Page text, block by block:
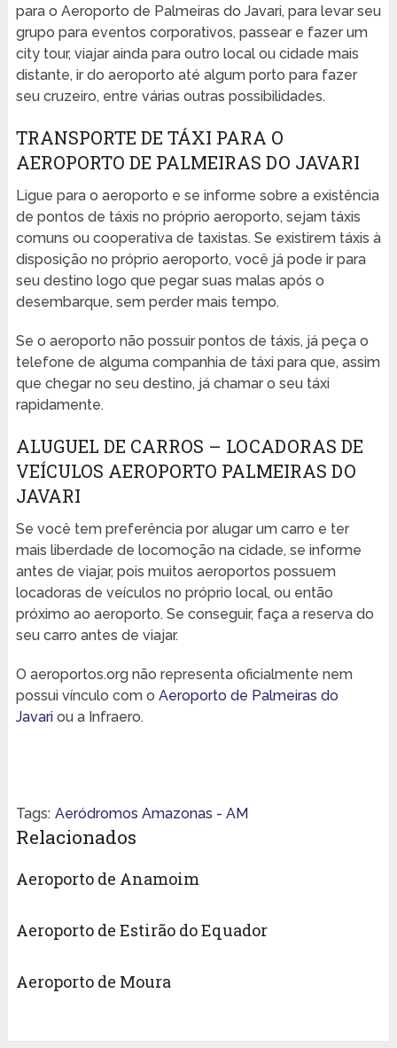
para o Aeroporto de Palmeiras do Javari, para levar seu
grupo para eventos corporativos, passear e fazer um
city tour, viajar ainda para outro local ou cidade mais
distante, ir do aeroporto até algum porto para fazer
seu cruzeiro, entre várias outras possibilidades.
TRANSPORTE DE TÁXI PARA O
AEROPORTO DE PALMEIRAS DO JAVARI
Ligue para o aeroporto e se informe sobre a existência
de pontos de táxis no próprio aeroporto, sejam táxis
comuns ou cooperativa de taxistas. Se existirem táxis à
disposição no próprio aeroporto, você já pode ir para
seu destino logo que pegar suas malas após o
desembarque, sem perder mais tempo.
Se o aeroporto não possuir pontos de táxis, já peça o
telefone de alguma companhia de táxi para que, assim
que chegar no seu destino, já chamar o seu táxi
rapidamente.
ALUGUEL DE CARROS – LOCADORAS DE
VEÍCULOS AEROPORTO PALMEIRAS DO
JAVARI
Se você tem preferência por alugar um carro e ter
mais liberdade de locomoção na cidade, se informe
antes de viajar, pois muitos aeroportos possuem
locadoras de veículos no próprio local, ou então
próximo ao aeroporto. Se conseguir, faça a reserva do
seu carro antes de viajar.
O aeroportos.org não representa oficialmente nem
possui vínculo com o Aeroporto de Palmeiras do
Javariou a Infraero.
Tags: Aeródromos Amazonas - AM
Relacionados
Aeroporto de Anamoim
Aeroporto de Estirão do Equador
Aeroporto de Moura